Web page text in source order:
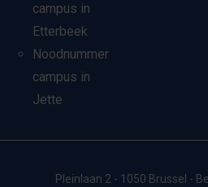
campus in
Etterbeek
Noodnummer
campus in
Jette
Pleinlaan 2 - 1050 Brussel -